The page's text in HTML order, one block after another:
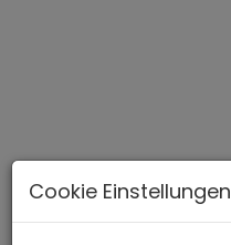
Cookie Einstellungen